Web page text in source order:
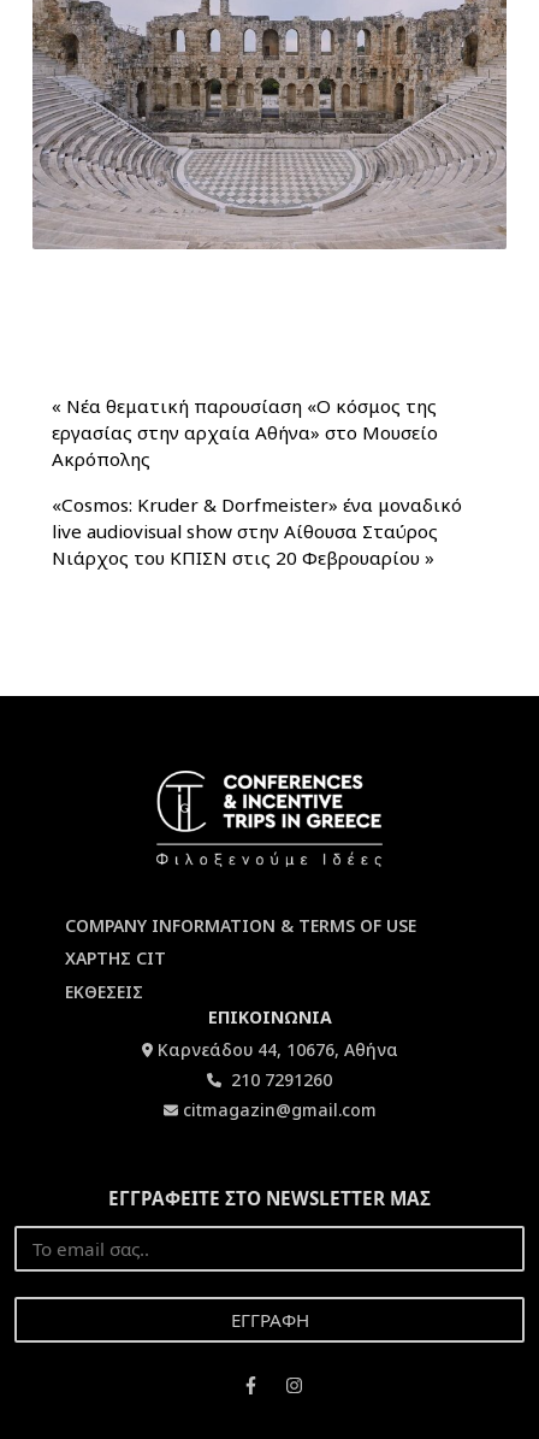
« Νέα θεματική παρουσίαση «Ο κόσμος της
εργασίας στην αρχαία Αθήνα» στο Μουσείο
Ακρόπολης
«Cosmos: Kruder & Dorfmeister» ένα μοναδικό
live audiovisual show στην Αίθουσα Σταύρος
Νιάρχος του ΚΠΙΣΝ στις 20 Φεβρουαρίου »
COMPANY INFORMATION & TERMS OF USE
ΧΑΡΤΗΣ CIT
ΕΚΘΕΣΕΙΣ
ΕΠΙΚΟΙΝΩΝΙΑ
Καρνεάδου 44, 10676, Αθήνα
210 7291260
citmagazin@gmail.com
ΕΓΓΡΑΦΕΙΤΕ ΣΤΟ NEWSLETTER ΜΑΣ